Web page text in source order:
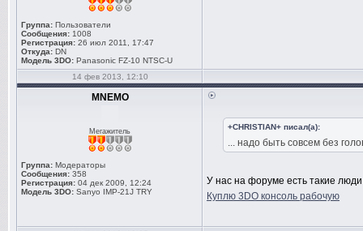
Группа: Пользователи
Сообщения: 1008
Регистрация: 26 июл 2011, 17:47
Откуда: DN
Модель 3DO: Panasonic FZ-10 NTSC-U
14 фев 2013, 12:10
MNEMO
Мегажитель
Группа: Модераторы
Сообщения: 358
Регистрация: 04 дек 2009, 12:24
Модель 3DO: Sanyo IMP-21J TRY
+CHRISTIAN+ писал(а):
... надо быть совсем без
У нас на форуме есть такие
Куплю 3DO консоль рабочую